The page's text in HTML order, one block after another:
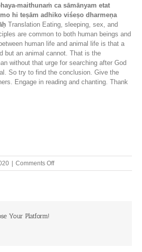
maithunaṁ ca sāmānyam etat
hi teṣām adhiko viśeṣo dharmeṇa
Translation Eating, sleeping, sex, and
are common to both human beings and
human life and animal life is that a
but an animal cannot. That is the
without that urge for searching after God
So try to find the conclusion. Give the
Engage in reading and chanting. Thank
| Comments Offon
Harinama
Your Platform!